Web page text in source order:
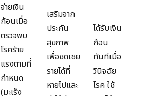
จ่ายเงิน
ก้อนเมื่อ
ตรวจพบ
โรคร้าย
แรงตามที่
กำหนด
(มะเร็ง
เสริมจาก
ประกัน
สุขภาพ
เพื่อชดเชย
รายได้ที่
หายไปและ
ได้รับเงิน
ก้อน
ทันทีเมื่อ
วินิจฉัย
โรค ใช้